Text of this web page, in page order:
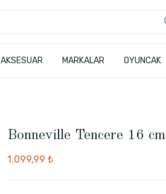
AKSESUAR MARKALAR OYUNCAK
Bonneville Tencere 16 cm
1.099,99 ₺